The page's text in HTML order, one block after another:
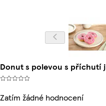
Donut s polevou s příchutí
Zatím žádné hodnocení